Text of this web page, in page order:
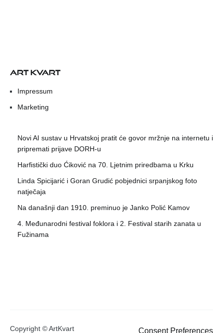
ART KVART
Impressum
Marketing
Novi AI sustav u Hrvatskoj pratit će govor mržnje na internetu i
pripremati prijave DORH-u
Harfistički duo Ćiković na 70. Ljetnim priredbama u Krku
Linda Spicijarić i Goran Grudić pobjednici srpanjskog foto
natječaja
Na današnji dan 1910. preminuo je Janko Polić Kamov
4. Međunarodni festival foklora i 2. Festival starih zanata u
Fužinama
Copyright © ArtKvart Consent Preferences